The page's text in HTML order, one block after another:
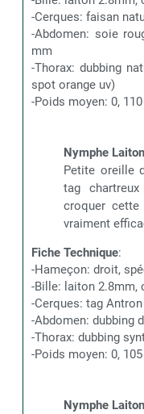
-Cerques: faisan
-Abdomen: soie
mm
-Thorax: dubbing
spot orange uv)
-Poids moyen: 0,
Nymphe
Petite oreille
tag
croquer
vraiment
Fiche Technique:
-Hameçon: droit,
-Bille: laiton 2.8mm,
-Cerques: tag
-Abdomen: dubbing
-Thorax: dubbing
-Poids moyen: 0,
Nymphe